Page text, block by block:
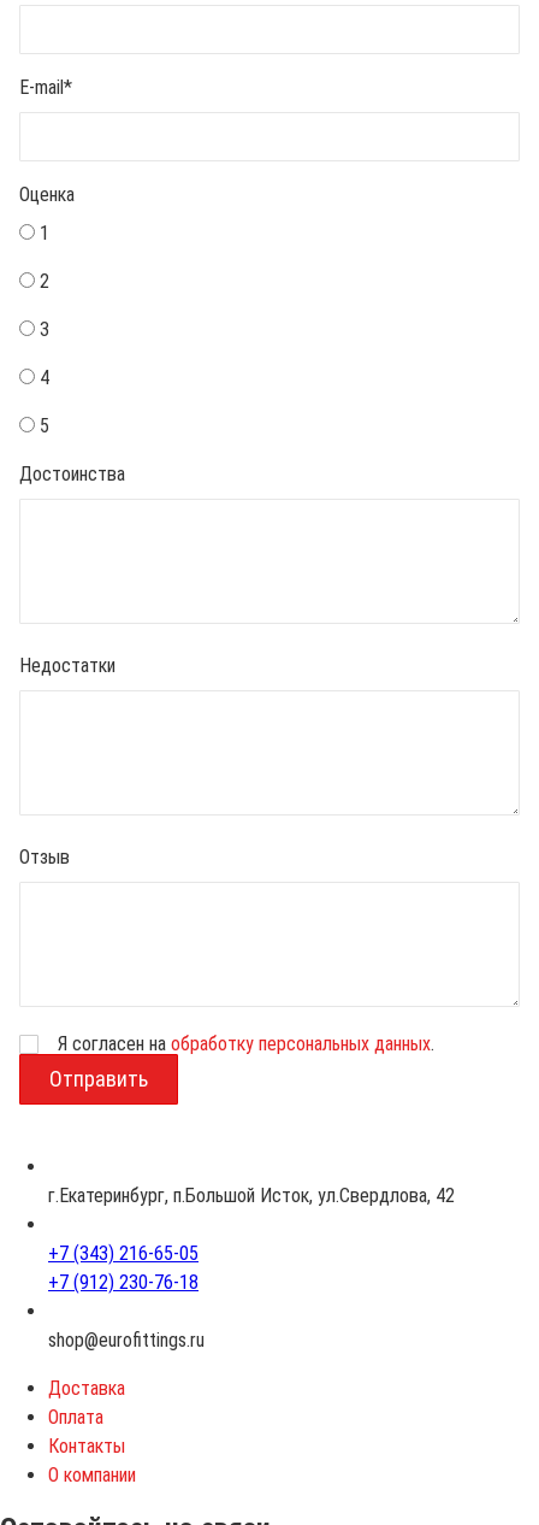
E-mail*
Оценка
1
2
3
4
5
Достоинства
Недостатки
Отзыв
з
Я согласен на обработку персональных данных.
г.Екатеринбург, п.Большой Исток, ул.Свердлова, 42
+7 (343) 216-65-05
+7 (912) 230-76-18
shop@eurofittings.ru
Доставка
Оплата
Контакты
О компании